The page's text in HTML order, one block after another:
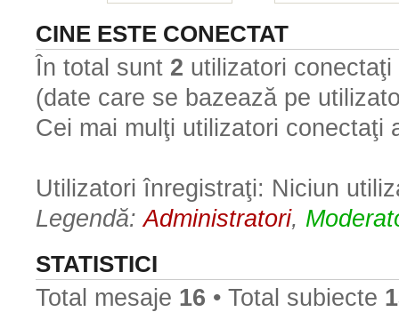
CINE ESTE CONECTAT
În total sunt 2 utilizatori
(date care se bazează pe
Cei mai mulţi utilizatori conectaţi
Utilizatori înregistraţi: Niciun
Legendă:Administratori,
STATISTICI
Total mesaje 16 • Total subiecte